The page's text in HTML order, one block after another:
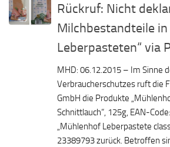
Rückruf: Nicht
Milchbestandteile
Leberpasteten“ via
MHD: 06.12.2015 – Im Sinne
Verbraucherschutzes ruft die
GmbH die Produkte
Schnittlauch“, 125g, EAN-
„Mühlenhof Leberpastete
23389793 zurück. Betroffen